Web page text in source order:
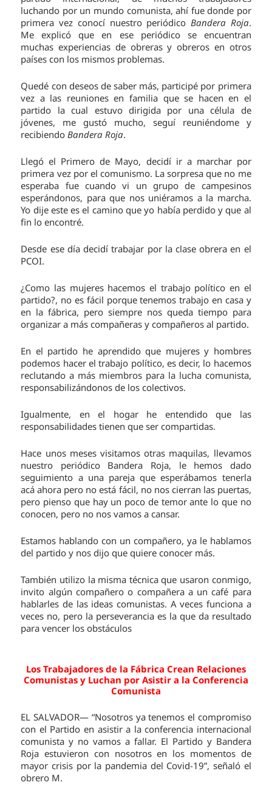
luchando por un mundo comunista, ahí fue donde por
primera vez conocí nuestro periódico Bandera Roja.
Me explicó que en ese periódico se encuentran
muchas experiencias de obreras y obreros en otros
países con los mismos problemas.
Quedé con deseos de saber más, participé por primera
vez a las reuniones en familia que se hacen en el
partido la cual estuvo dirigida por una célula de
jóvenes, me gustó mucho, seguí reuniéndome y
recibiendoBandera Roja.
Llegó el Primero de Mayo, decidí ir a marchar por
primera vez por el comunismo. La sorpresa que no me
esperaba fue cuando vi un grupo de campesinos
esperándonos, para que nos uniéramos a la marcha.
Yo dije este es el camino que yo había perdido y que al
fin lo encontré.
Desde ese día decidí trabajar por la clase obrera en el
PCOI.
¿Como las mujeres hacemos el trabajo político en el
partido?, no es fácil porque tenemos trabajo en casa y
en la fábrica, pero siempre nos queda tiempo para
organizar a más compañeras y compañeros al partido.
En el partido he aprendido que mujeres y hombres
podemos hacer el trabajo político, es decir, lo hacemos
reclutando a más miembros para la lucha comunista,
responsabilizándonos de los colectivos.
Igualmente, en el hogar he entendido que las
responsabilidades tienen que ser compartidas.
Hace unos meses visitamos otras maquilas, llevamos
nuestro periódico Bandera Roja, le hemos dado
seguimiento a una pareja que esperábamos tenerla
acá ahora pero no está fácil, no nos cierran las puertas,
pero pienso que hay un poco de temor ante lo que no
conocen, pero no nos vamos a cansar.
Estamos hablando con un compañero, ya le hablamos
del partido y nos dijo que quiere conocer más.
También utilizo la misma técnica que usaron conmigo,
invito algún compañero o compañera a un café para
hablarles de las ideas comunistas. A veces funciona a
veces no, pero la perseverancia es la que da resultado
para vencer los obstáculos
Los Trabajadores de la Fábrica Crean Relaciones
Comunistas y Luchan por Asistir a la Conferencia
Comunista
EL SALVADOR— “Nosotros ya tenemos el compromiso
con el Partido en asistir a la conferencia internacional
comunista y no vamos a fallar. El Partido y Bandera
Roja estuvieron con nosotros en los momentos de
mayor crisis por la pandemia del Covid-19”, señaló el
obrero M.